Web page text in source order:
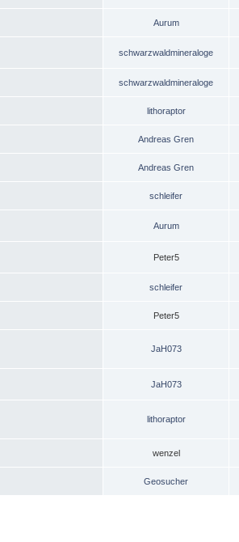
Aurum
schwarzwaldmineraloge
schwarzwaldmineraloge
lithoraptor
Andreas Gren
Andreas Gren
schleifer
Aurum
Peter5
schleifer
Peter5
JaH073
JaH073
lithoraptor
wenzel
Geosucher